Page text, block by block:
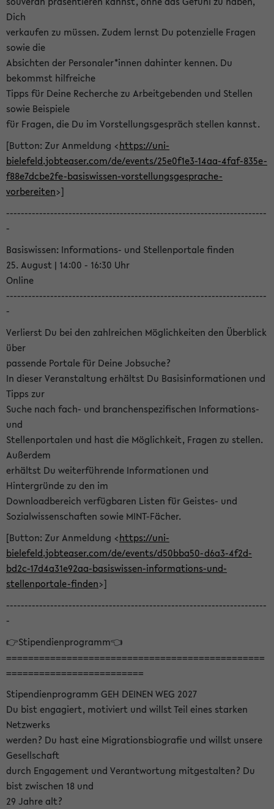
Dich
verkaufen zu müssen. Zudem lernst Du potenzielle Fragen
sowie die
Absichten der Personaler*innen dahinter kennen. Du
bekommst hilfreiche
Tipps für Deine Recherche zu Arbeitgebenden und Stellen
sowie Beispiele
für Fragen, die Du im Vorstellungsgespräch stellen kannst.
[Button: Zur Anmeldung <https://uni-
bielefeld.jobteaser.com/de/events/25e0f1e3-14aa-4faf-835e-
f88e7dcbe2fe-basiswissen-vorstellungsgesprache-
vorbereiten>]
-----------------------------------------------------------------------
-
Basiswissen: Informations- und Stellenportale finden
25. August | 14:00 - 16:30 Uhr
Online
-----------------------------------------------------------------------
-
Verlierst Du bei den zahlreichen Möglichkeiten den Überblick
über
passende Portale für Deine Jobsuche?
In dieser Veranstaltung erhältst Du Basisinformationen und
Tipps zur
Suche nach fach- und branchenspezifischen Informations-
und
Stellenportalen und hast die Möglichkeit, Fragen zu stellen.
Außerdem
erhältst Du weiterführende Informationen und
Hintergründe zu den im
Downloadbereich verfügbaren Listen für Geistes- und
Sozialwissenschaften sowie MINT-Fächer.
[Button: Zur Anmeldung <https://uni-
bielefeld.jobteaser.com/de/events/d50bba50-d6a3-4f2d-
bd2c-17d4a31e92aa-basiswissen-informations-und-
stellenportale-finden>]
-----------------------------------------------------------------------
-
👉Stipendienprogramm👈
===============================================
=========================
Stipendienprogramm GEH DEINEN WEG 2027
Du bist engagiert, motiviert und willst Teil eines starken
Netzwerks
werden? Du hast eine Migrationsbiografie und willst unsere
Gesellschaft
durch Engagement und Verantwortung mitgestalten? Du
bist zwischen 18 und
29 Jahre alt?